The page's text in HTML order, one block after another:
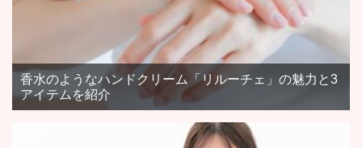
香水のようなハンドクリーム「リルーチェ」の魅力と3
アイテムを紹介